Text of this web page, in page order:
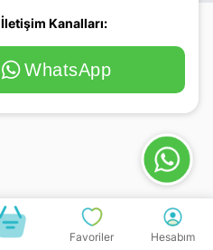
Favoriler Hesabım
İletişim Kanalları:
WhatsApp